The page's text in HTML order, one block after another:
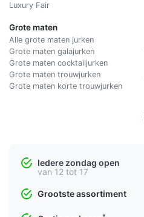
Luxury Fair
Grote maten
Alle grote maten jurken
Grote maten galajurken
Grote maten cocktailjurken
Grote maten trouwjurken
Grote maten korte trouwjurken
Iedere zondag open
van 12 tot 17
Grootste assortiment